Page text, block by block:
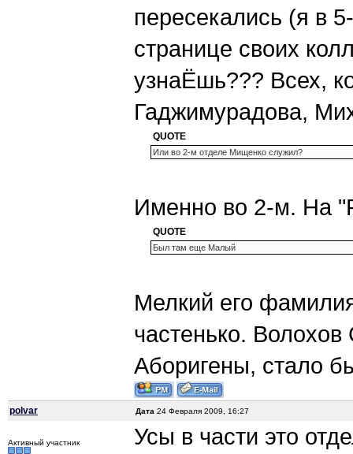
пересекались (я в
странице своих
узнаЁшь??? Всех,
Гаджимурадова,
QUOTE
Или во 2-м отделе Мищенко служил?
Именно во 2-м. На
QUOTE
Был там еще Малый
Мелкий его
частенько.
Аборигены, стало
polvar Дата 24 Февраля 2009, 16:27
Активный участник
Усы в части это